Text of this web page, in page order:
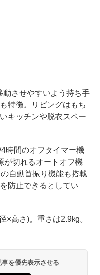
させやすいよう持ち手
特徴。リビングはもち
キッチンや脱衣スペー
時間のオフタイマー機
が切れるオートオフ機
自動首振り機能も搭載
防止できるとしてい
高さ)。重さは2.9kg。
を優先表示させる